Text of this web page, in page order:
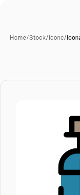
Home/Stock/Icone/